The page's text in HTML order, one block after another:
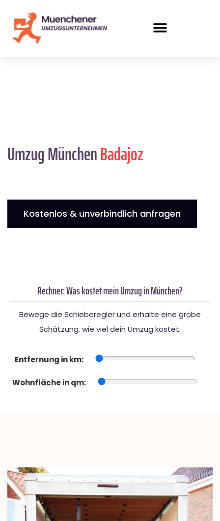
Umzug MünchenBadajoz
Kostenlos & unverbindlich anfragen
Rechner: Was kostet mein Umzug in München?
Bewege die Schieberegler und erhalte eine grobe
Schätzung, wie viel dein Umzug kostet:
Entfernung in km:
Wohnfläche in qm: